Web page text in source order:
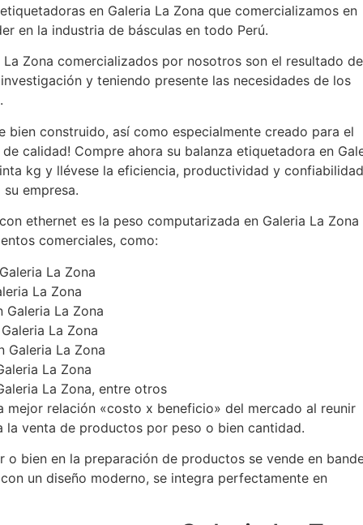
en Galeria La Zona que comercializamos en
en la industria de básculas en todo Perú.
Zona comercializados por nosotros son el resultado de
y teniendo presente las necesidades de los
bien construido, así como especialmente creado para el
calidad! Compre ahora su balanza etiquetadora en
kg y llévese la eficiencia, productividad y confiabilidad
empresa.
ethernet es la peso computarizada en Galeria La Zona
comerciales, como:
La Zona
La Zona
Galeria La Zona
La Zona
Galeria La Zona
La Zona
La Zona, entre otros
mejor relación «costo x beneficio» del mercado al reunir
venta de productos por peso o bien cantidad.
bien en la preparación de productos se vende en
un diseño moderno, se integra perfectamente en